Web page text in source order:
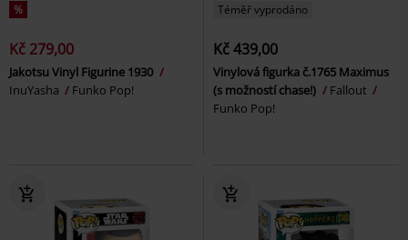
%
Kč 279,00
Jakotsu Vinyl Figurine 1930
InuYasha
Funko Pop!
Téměř vyprodáno
Kč 439,00
Vinylová figurka č.1765 Maximus
(s možností chase!)
Fallout
Funko Pop!